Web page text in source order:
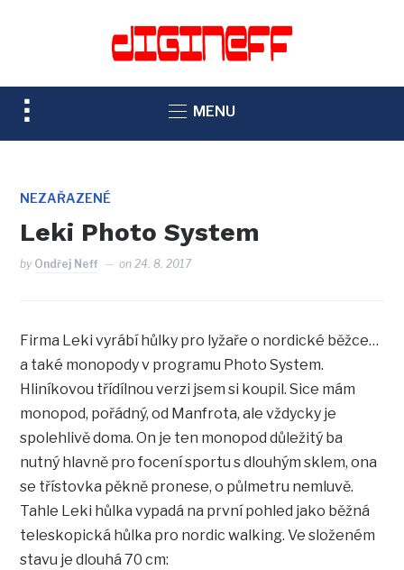
TOGGLE
SIDEBAR
NAVIGATION
MENU
NEZAŘAZENÉ
Leki Photo System
by Ondřej Neff on24. 8. 2017
Firma Leki vyrábí hůlky pro lyžaře o nordické běžce…
a také monopody v programu Photo System.
Hliníkovou třídílnou verzi jsem si koupil. Sice mám
monopod, pořádný, od Manfrota, ale vždycky je
spolehlivě doma. On je ten monopod důležitý ba
nutný hlavně pro focení sportu s dlouhým sklem, ona
se třístovka pěkně pronese, o půlmetru nemluvě.
Tahle Leki hůlka vypadá na první pohled jako běžná
teleskopická hůlka pro nordic walking. Ve složeném
stavu je dlouhá 70 cm: